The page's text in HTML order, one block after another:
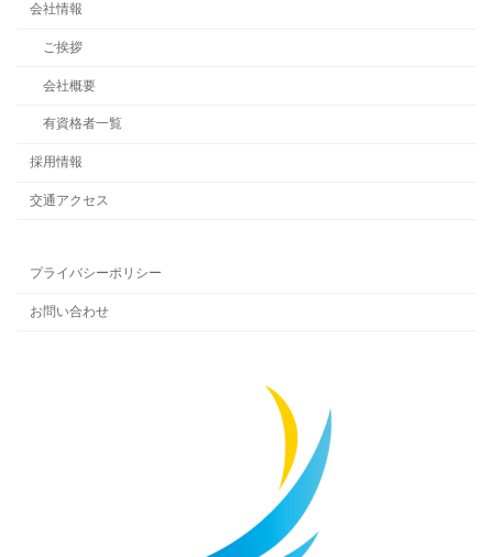
会社情報
ご挨拶
会社概要
有資格者一覧
採用情報
交通アクセス
プライバシーポリシー
お問い合わせ